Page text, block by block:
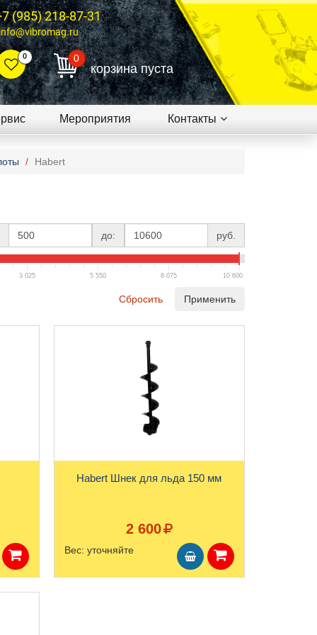
(985) 218-87-31
0 0
корзина пуста
Мероприятия Контакты
Habert
до: руб.
3 025 5 550 8 075 10 600
Сбросить Применить
Habert Шнек для льда 150 мм
2 600
Вес: уточняйте